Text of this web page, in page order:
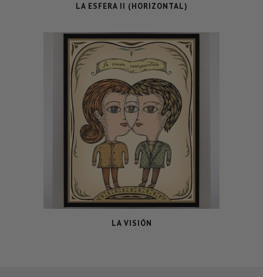
LA ESFERA II (HORIZONTAL)
LA VISIÓN